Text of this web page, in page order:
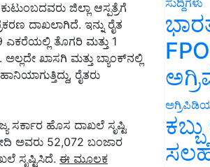
ಜಿಲ್ಲಾ ಆಸ್ಪತ್ರೆಗೆ
ದಾಖಲಾಗಿದೆ. ಇನ್ನು ರೈತ
ತೊಗರಿ ಮತ್ತು 1
ಖಾಸಗಿ ಮತ್ತು ಬ್ಯಾಂಕ್‌ನಲ್ಲಿ
ರೈತರು
ಸರ್ಕಾರ ಹೊಸ ದಾಖಲೆ ಸೃಷ್ಟಿ
ಅವರು 52,072 ಬಂಜಾರ
ಸೃಷ್ಟಿಸಿದೆ. ಈ ಮೂಲಕ